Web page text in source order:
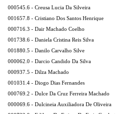
000545.6 - Creusa Lucia Da Silveira
001657.8 - Cristiano Dos Santos Henrique
000716.3 - Dair Machado Coelho
001738.6 - Daniela Cristina Reis Silva
001880.5 - Danilo Carvalho Silve
000062.0 - Darcio Candido Da Silva
000937.5 - Dilza Machado
001031.4 - Diogo Dias Fernandes
000769.2 - Dulce Da Cruz Ferreira Machado
000069.6 - Dulcineia Auxiliadora De Oliveira